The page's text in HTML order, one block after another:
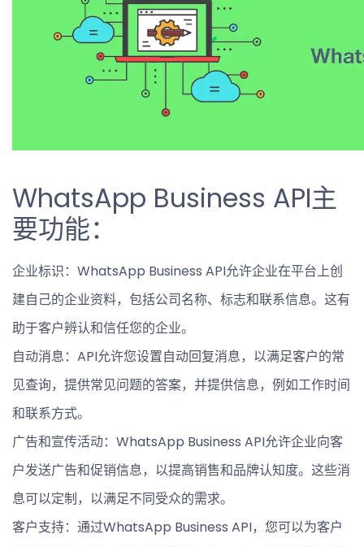
WhatsApp Business API主
要功能：
企业标识：WhatsApp Business API允许企业在平台上创
建自己的企业资料，包括公司名称、标志和联系信息。这有
助于客户辨认和信任您的企业。
自动消息：API允许您设置自动回复消息，以满足客户的常
见查询，提供常见问题的答案，并提供信息，例如工作时间
和联系方式。
广告和宣传活动：WhatsApp Business API允许企业向客
户发送广告和促销信息，以提高销售和品牌认知度。这些消
息可以定制，以满足不同受众的需求。
客户支持：通过WhatsApp Business API，您可以为客户